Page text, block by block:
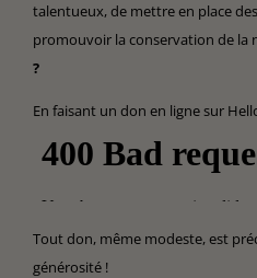
talentueux, de mettre en place
promouvoir la conservation de la
?
En faisant un don en ligne sur
Tout don, même modeste, est
générosité !